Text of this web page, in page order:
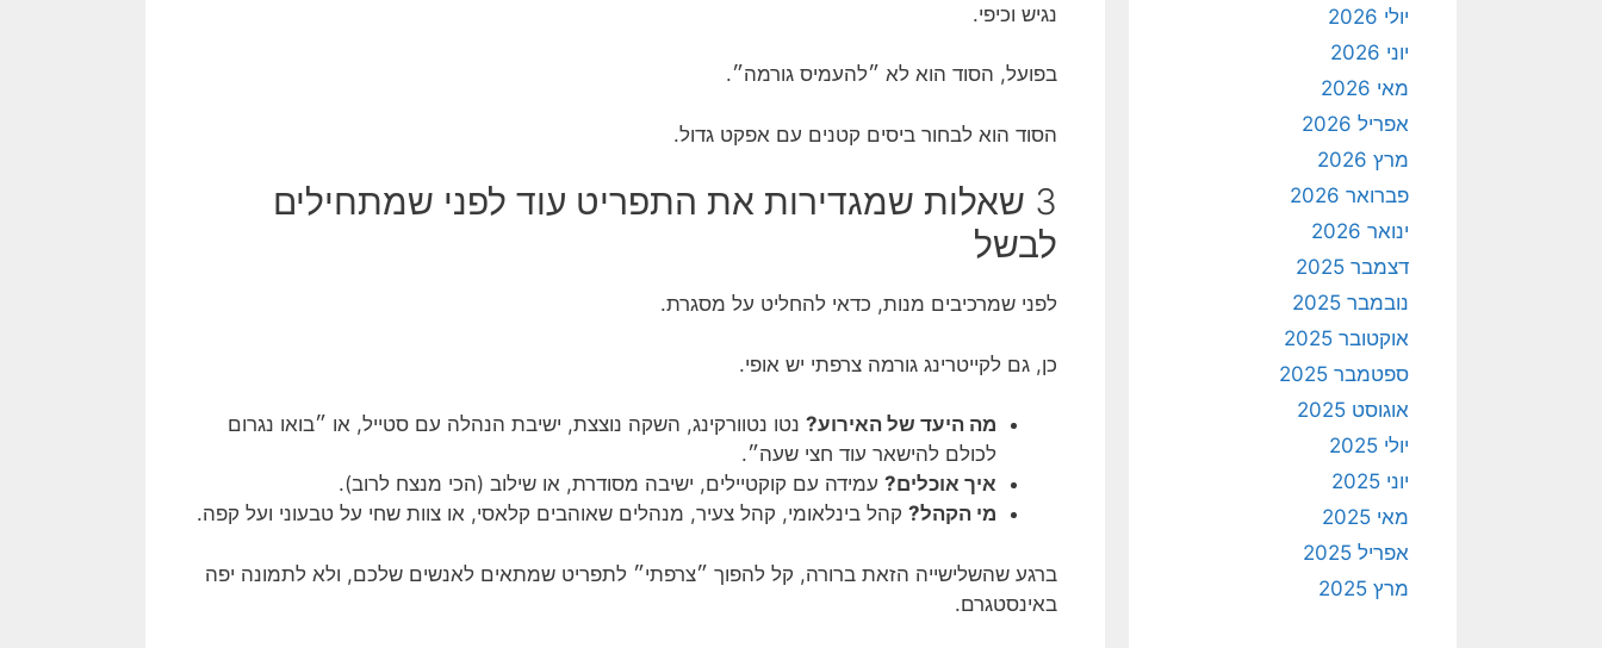
נגיש וכיפי.
בפועל, הסוד הוא לא ״להעמיס גורמה״.
הסוד הוא לבחור ביסים קטנים עם אפקט גדול.
3 שאלות שמגדירות את התפריט עוד לפני שמתחילים
לבשל
לפני שמרכיבים מנות, כדאי להחליט על מסגרת.
כן, גם לקייטרינג גורמה צרפתי יש אופי.
מה היעד של האירוע? נטו נטוורקינג, השקה נוצצת, ישיבת הנהלה עם סטייל, או ״בואו נגרום
לכולם להישאר עוד חצי שעה״.
איך אוכלים? עמידה עם קוקטיילים, ישיבה מסודרת, או שילוב (הכי מנצח לרוב).
מי הקהל? קהל בינלאומי, קהל צעיר, מנהלים שאוהבים קלאסי, או צוות שחי על טבעוני ועל קפה.
ברגע שהשלישייה הזאת ברורה, קל להפוך ״צרפתי״ לתפריט שמתאים לאנשים שלכם, ולא לתמונה יפה
באינסטגרם.
יולי 2026
יוני 2026
מאי 2026
אפריל 2026
מרץ 2026
פברואר 2026
ינואר 2026
דצמבר 2025
נובמבר 2025
אוקטובר 2025
ספטמבר 2025
אוגוסט 2025
יולי 2025
יוני 2025
מאי 2025
אפריל 2025
מרץ 2025